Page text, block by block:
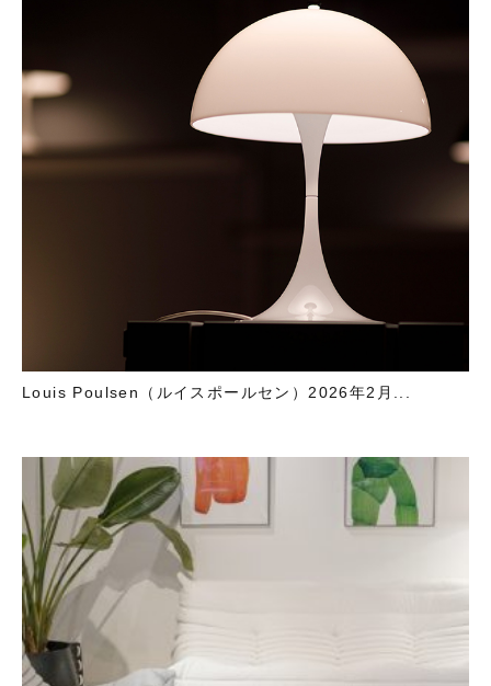
Louis Poulsen（ルイスポールセン）2026年2月...